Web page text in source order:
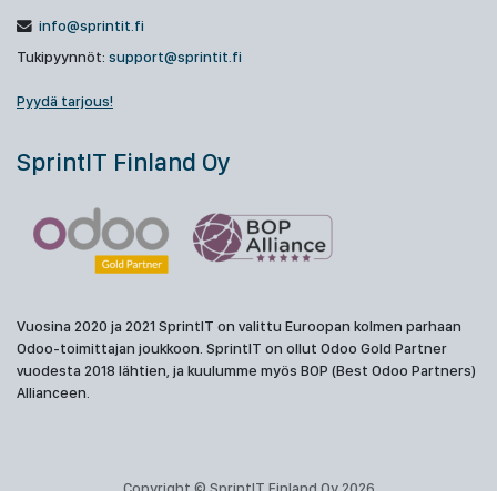
info@sprintit.fi
Tukipyynnöt: support@sprintit.fi
Pyydä tarjous!
SprintIT Finland Oy
Vuosina 2020 ja 2021 SprintIT on valittu Euroopan kolmen parhaan
Odoo-toimittajan joukkoon. SprintIT on ollut Odoo Gold Partner
vuodesta 2018 lähtien, ja kuulumme myös BOP (Best Odoo Partners)
Allianceen.
Copyright © SprintIT Finland Oy 2026